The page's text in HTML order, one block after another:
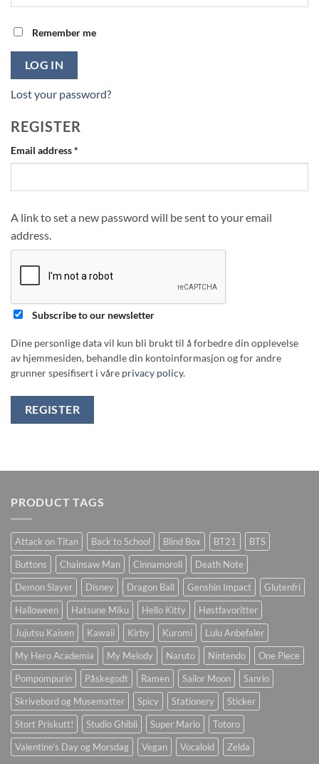
Remember me
LOG IN
Lost your password?
REGISTER
Email address*
A link to set a new password will be sent to your email
address.
Subscribe to our newsletter
Dine personlige data vil kun bli brukt til å forbedre din opplevelse
av hjemmesiden, behandle din kontoinformasjon og for andre
grunner spesifisert i våre privacy policy.
REGISTER
PRODUCT TAGS
Attack on Titan Back to School Blind Box BT21
BTS
Buttons
Chainsaw Man Cinnamoroll
Death Note
Demon Slayer
Disney Dragon Ball Genshin Impact
Glutenfri
Halloween
Hatsune Miku Hello Kitty
Høstfavoritter
Jujutsu Kaisen
Kawaii Kirby Kuromi
Lulu Anbefaler
My Hero Academia
My Melody Naruto Nintendo
One Piece
Pompompurin
Påskegodt Ramen Sailor Moon
Sanrio
Skrivebord og Musematter
Spicy Stationery
Sticker
Stort Priskutt!
Studio Ghibli Super Mario
Totoro
Valentine's Day og Morsdag
Vegan Vocaloid Zelda